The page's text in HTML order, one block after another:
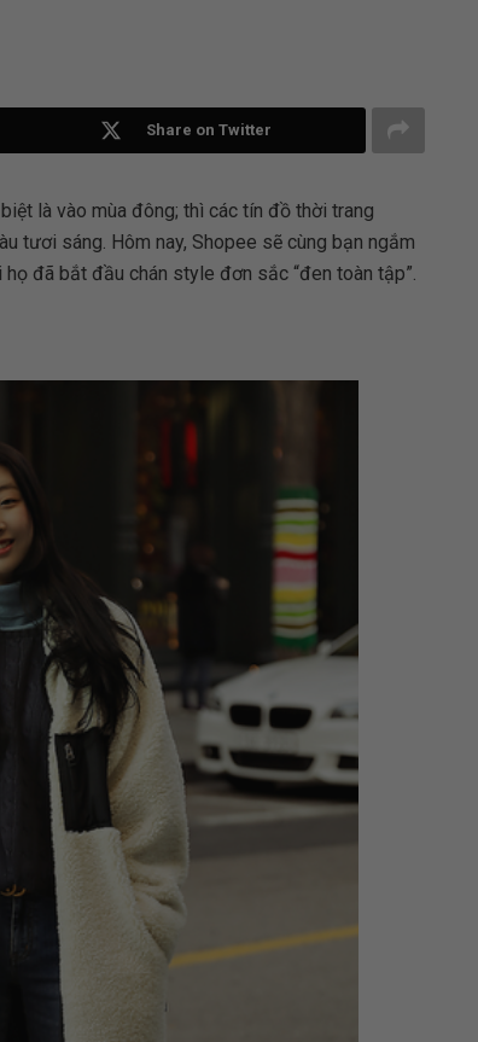
Share on Twitter
là vào mùa đông; thì các tín đồ thời trang
tươi sáng. Hôm nay, Shopee sẽ cùng bạn ngắm
đã bắt đầu chán style đơn sắc “đen toàn tập”.